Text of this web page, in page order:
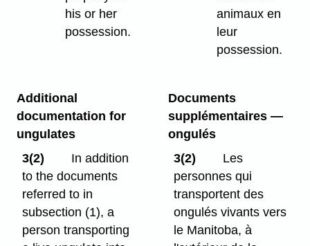
his or her
possession.
animaux en
leur
possession.
Additional
documentation for
ungulates
3(2)
In addition
to the documents
referred to in
subsection (1), a
person transporting
Documents
supplémentaires —
ongulés
3(2)
Les
personnes qui
transportent des
ongulés vivants vers
le Manitoba, à